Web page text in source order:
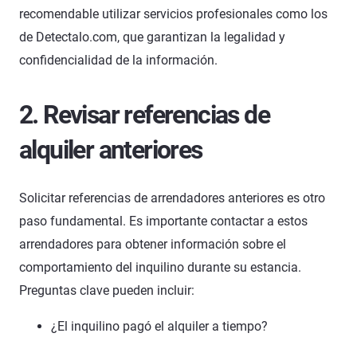
recomendable utilizar servicios profesionales como los
de Detectalo.com, que garantizan la legalidad y
confidencialidad de la información.
2. Revisar referencias de
alquiler anteriores
Solicitar referencias de arrendadores anteriores es otro
paso fundamental. Es importante contactar a estos
arrendadores para obtener información sobre el
comportamiento del inquilino durante su estancia.
Preguntas clave pueden incluir:
¿El inquilino pagó el alquiler a tiempo?